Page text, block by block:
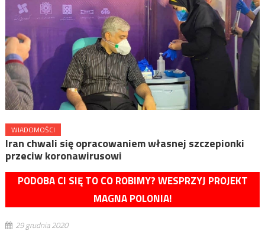
WIADOMOŚCI
Iran chwali się opracowaniem własnej szczepionki
przeciw koronawirusowi
PODOBA CI SIĘ TO CO ROBIMY? WESPRZYJ PROJEKT
MAGNA POLONIA!
29 grudnia 2020